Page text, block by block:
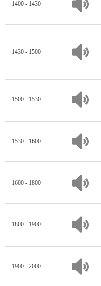
1400 - 1430
1430 - 1500
1500 - 1530
1530 - 1600
1600 - 1800
1800 - 1900
1900 - 2000